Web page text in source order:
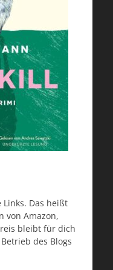
Das heißt
von Amazon,
bleibt für dich
des Blogs